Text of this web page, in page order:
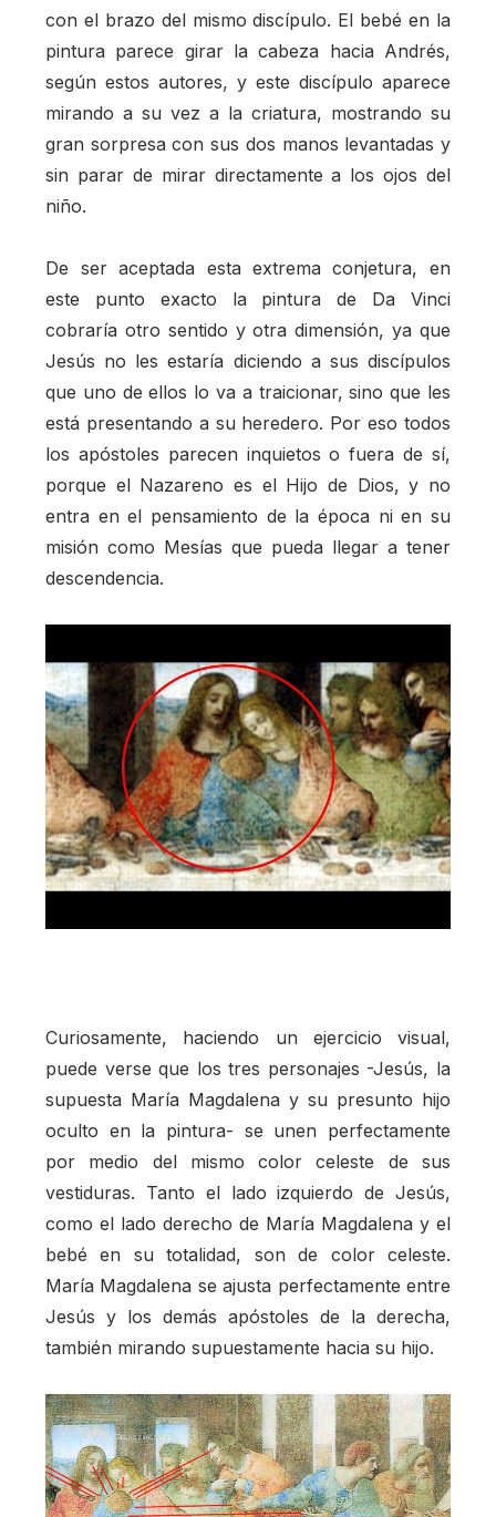
con el brazo del mismo discípulo. El bebé en la
pintura parece girar la cabeza hacia Andrés,
según estos autores, y este discípulo aparece
mirando a su vez a la criatura, mostrando su
gran sorpresa con sus dos manos levantadas y
sin parar de mirar directamente a los ojos del
niño.
De ser aceptada esta extrema conjetura, en
este punto exacto la pintura de Da Vinci
cobraría otro sentido y otra dimensión, ya que
Jesús no les estaría diciendo a sus discípulos
que uno de ellos lo va a traicionar, sino que les
está presentando a su heredero. Por eso todos
los apóstoles parecen inquietos o fuera de sí,
porque el Nazareno es el Hijo de Dios, y no
entra en el pensamiento de la época ni en su
misión como Mesías que pueda llegar a tener
descendencia.
Curiosamente, haciendo un ejercicio visual,
puede verse que los tres personajes -Jesús, la
supuesta María Magdalena y su presunto hijo
oculto en la pintura- se unen perfectamente
por medio del mismo color celeste de sus
vestiduras. Tanto el lado izquierdo de Jesús,
como el lado derecho de María Magdalena y el
bebé en su totalidad, son de color celeste.
María Magdalena se ajusta perfectamente entre
Jesús y los demás apóstoles de la derecha,
también mirando supuestamente hacia su hijo.